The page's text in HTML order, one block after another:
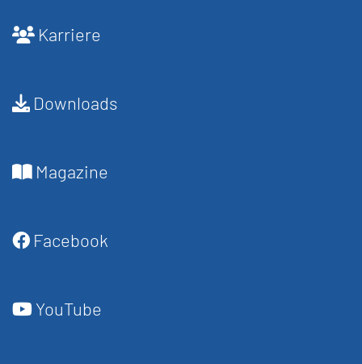
Karriere
Downloads
Magazine
Facebook
YouTube